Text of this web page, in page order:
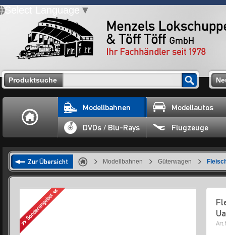
Select Language ▼
Produktsuche
Modellbahnen Modellautos
DVDs / Blu-Rays Flugzeuge
Zur Übersicht Modellbahnen Güterwagen